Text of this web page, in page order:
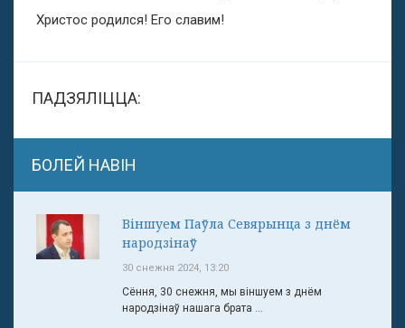
Христос родился! Его славим!
ПАДЗЯЛІЦЦА:
БОЛЕЙ НАВІН
Віншуем Паўла Севярынца з днём
народзінаў
30 снежня 2024, 13:20
Сёння, 30 снежня, мы віншуем з днём
народзінаў нашага брата ...